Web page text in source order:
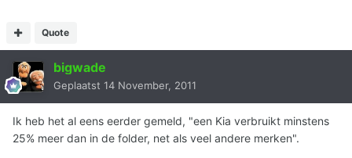
Quote
bigwade
Geplaatst 14 November, 2011
Ik heb het al eens eerder gemeld, "een Kia verbruikt minstens
25% meer dan in de folder, net als veel andere merken".